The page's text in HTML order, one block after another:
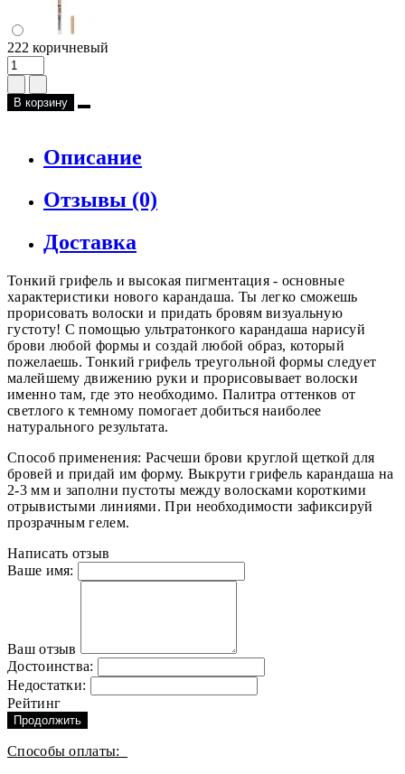
222 коричневый
В корзину
Описание
Отзывы (0)
Доставка
Тонкий грифель и высокая пигментация - основные
характеристики нового карандаша. Ты легко сможешь
прорисовать волоски и придать бровям визуальную
густоту! С помощью ультратонкого карандаша нарисуй
брови любой формы и создай любой образ, который
пожелаешь. Тонкий грифель треугольной формы следует
малейшему движению руки и прорисовывает волоски
именно там, где это необходимо. Палитра оттенков от
светлого к темному помогает добиться наиболее
натурального результата.
Способ применения: Расчеши брови круглой щеткой для
бровей и придай им форму. Выкрути грифель карандаша на
2-3 мм и заполни пустоты между волосками короткими
отрывистыми линиями. При необходимости зафиксируй
прозрачным гелем.
Написать отзыв
Ваше имя:
Ваш отзыв
Достоинства:
Недостатки:
Рейтинг
Продолжить
Способы оплаты: